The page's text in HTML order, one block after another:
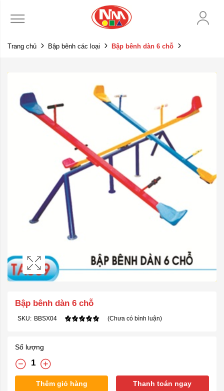
Trang chủ Bập bênh các loại Bập bênh dàn 6 chỗ
Bập bênh dàn 6 chỗ
SKU: BBSX04 (Chưa có bình luận)
Số lượng
Thêm giỏ hàng Thanh toán ngay